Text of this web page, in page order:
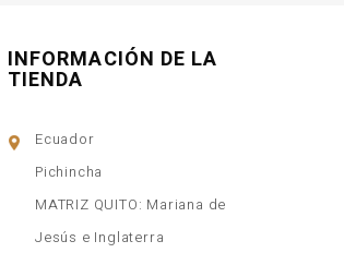
INFORMACIÓN DE LA
TIENDA
Ecuador
Pichincha
MATRIZ QUITO: Mariana de
Jesús e Inglaterra